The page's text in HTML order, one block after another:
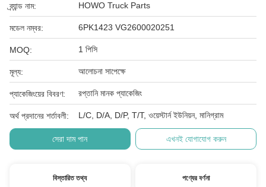
ব্র্যান্ড নাম: HOWO Truck Parts
মডেল নম্বর: 6PK1423 VG2600020251
MOQ: 1 পিসি
মূল্য: আলোচনা সাপেক্ষে
প্যাকেজিংয়ের বিবরণ: রপ্তানি মানক প্যাকেজিং
অর্থ প্রদানের শর্তাবলী: L/C, D/A, D/P, T/T, ওয়েস্টার্ন ইউনিয়ন, মানিগ্রাম
সেরা দাম পান এখনই যোগাযোগ করুন
বিস্তারিত তথ্য পণ্যের বর্ণনা